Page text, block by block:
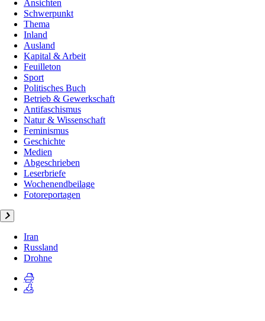
Ansichten
Schwerpunkt
Thema
Inland
Ausland
Kapital & Arbeit
Feuilleton
Sport
Politisches Buch
Betrieb & Gewerkschaft
Antifaschismus
Natur & Wissenschaft
Feminismus
Geschichte
Medien
Abgeschrieben
Leserbriefe
Wochenendbeilage
Fotoreportagen
Iran
Russland
Drohne